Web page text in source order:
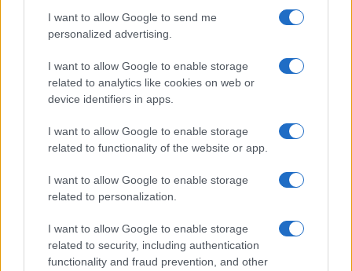
I want to allow Google to send me
personalized advertising.
I want to allow Google to enable storage
related to analytics like cookies on web or
device identifiers in apps.
I want to allow Google to enable storage
related to functionality of the website or app.
I want to allow Google to enable storage
related to personalization.
I want to allow Google to enable storage
related to security, including authentication
functionality and fraud prevention, and other
Continua a leggere
CONSIGLI PER LE MAMME
Solitudine materna: come riconoscerla e cosa fare
Roberto Capelli · 6 Ago 2026